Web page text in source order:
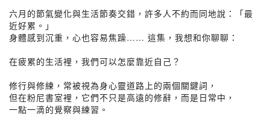
六月的節氣變化與生活節奏交錯，許多人不約而同地說：「最
近好累。」
身體感到沉重，心也容易焦躁…… 這集，我想和你聊聊：
在疲累的生活裡，我們可以怎麼靠近自己？
修行與修練，常被視為身心靈道路上的兩個關鍵詞，
但在粉尼書室裡，它們不只是高遠的修辭，而是日常中，
一點一滴的覺察與練習。